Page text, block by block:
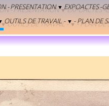
-PRESENTATION ▼ EXPOACTES-
OUTILS DE TRAVAIL - ▼ - PLAN DE